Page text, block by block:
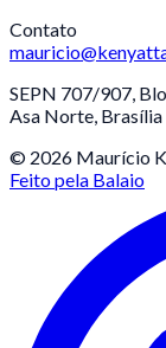
Contato
SEPN 707/907,
Asa Norte,
© 2026 Maurício
Feito pela Balaio